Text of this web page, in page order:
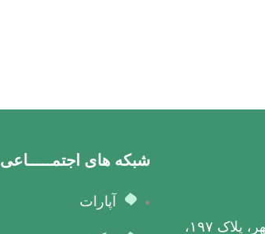
آدرس: ایرانشهر، بعد از آذر شهر، پلاک ۱۹۷،
شبکه های اجتمـــــاعی
آپارات